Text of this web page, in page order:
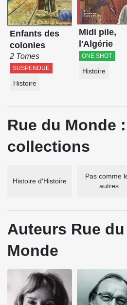
Enfants des
colonies
2 Tomes
SUSPENDUE
Histoire
Midi pile,
l'Algérie
ONE SHOT
Histoire
Rue du Monde
collections
Histoire d'Histoire
Pas comme
autres
Auteurs Rue du
Monde